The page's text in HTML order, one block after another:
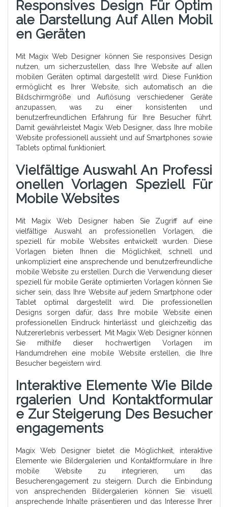
Responsives Design Für Optim
Ale Darstellung Auf Allen Mobil
En Geräten
Mit Magix Web Designer können Sie responsives Design
nutzen, um sicherzustellen, dass Ihre Website auf allen
mobilen Geräten optimal dargestellt wird. Diese Funktion
ermöglicht es Ihrer Website, sich automatisch an die
Bildschirmgröße und Auflösung verschiedener Geräte
anzupassen, was zu einer konsistenten und
benutzerfreundlichen Erfahrung für Ihre Besucher führt.
Damit gewährleistet Magix Web Designer, dass Ihre mobile
Website professionell aussieht und auf Smartphones sowie
Tablets optimal funktioniert.
Vielfältige Auswahl An Professi
Onellen Vorlagen Speziell Für
Mobile Websites
Mit Magix Web Designer haben Sie Zugriff auf eine
vielfältige Auswahl an professionellen Vorlagen, die
speziell für mobile Websites entwickelt wurden. Diese
Vorlagen bieten Ihnen die Möglichkeit, schnell und
unkompliziert eine ansprechende und benutzerfreundliche
mobile Website zu erstellen. Durch die Verwendung dieser
speziell für mobile Geräte optimierten Vorlagen können Sie
sicher sein, dass Ihre Website auf jedem Smartphone oder
Tablet optimal dargestellt wird. Die professionellen
Designs sorgen dafür, dass Ihre mobile Website einen
professionellen Eindruck hinterlässt und gleichzeitig das
Nutzererlebnis verbessert. Mit Magix Web Designer können
Sie mithilfe dieser hochwertigen Vorlagen im
Handumdrehen eine mobile Website erstellen, die Ihre
Besucher begeistern wird.
Interaktive Elemente Wie Bilde
Rgalerien Und Kontaktformular
E Zur Steigerung Des Besucher
Engagements
Magix Web Designer bietet die Möglichkeit, interaktive
Elemente wie Bildergalerien und Kontaktformulare in Ihre
mobile Website zu integrieren, um das
Besucherengagement zu steigern. Durch die Einbindung
von ansprechenden Bildergalerien können Sie visuell
ansprechende Inhalte präsentieren und das Interesse Ihrer